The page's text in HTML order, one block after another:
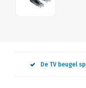
De TV beugel